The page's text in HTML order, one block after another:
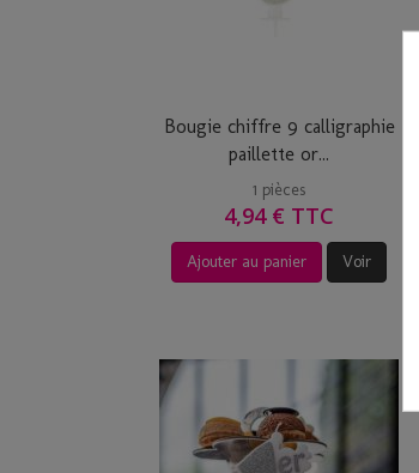
Bougie chiffre 9 calligraphie
paillette or...
1 pièces
4,94 € TTC
Ajouter au panier Voir